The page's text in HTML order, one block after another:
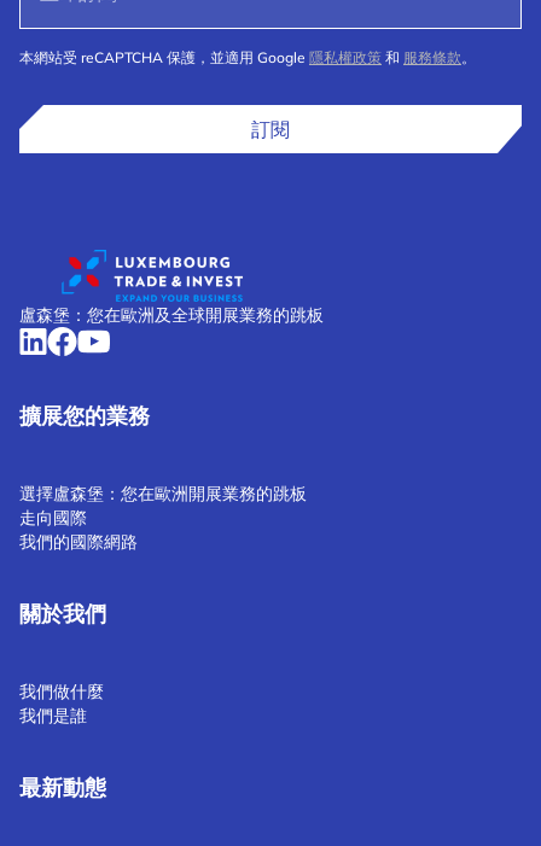
本網站受 reCAPTCHA 保護，並適用 Google 隱私權政策 和 服務條款。
訂閱
盧森堡：您在歐洲及全球開展業務的跳板
擴展您的業務
選擇盧森堡：您在歐洲開展業務的跳板
走向國際
我們的國際網路
關於我們
我們做什麼
我們是誰
最新動態